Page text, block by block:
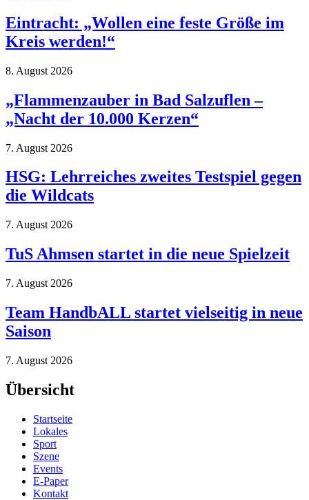
Eintracht: „Wollen eine feste Größe im
Kreis werden!“
8. August 2026
„Flammenzauber in Bad Salzuflen –
„Nacht der 10.000 Kerzen“
7. August 2026
HSG: Lehrreiches zweites Testspiel gegen
die Wildcats
7. August 2026
TuS Ahmsen startet in die neue Spielzeit
7. August 2026
Team HandbALL startet vielseitig in neue
Saison
7. August 2026
Übersicht
Startseite
Lokales
Sport
Szene
Events
E-Paper
Kontakt